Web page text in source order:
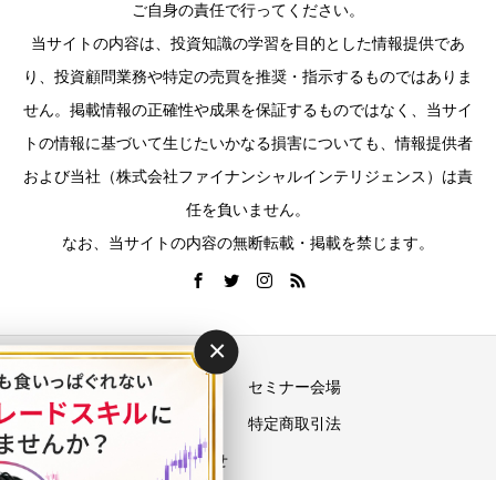
ご自身の責任で行ってください。
当サイトの内容は、投資知識の学習を目的とした情報提供であ
り、投資顧問業務や特定の売買を推奨・指示するものではありま
せん。掲載情報の正確性や成果を保証するものではなく、当サイ
トの情報に基づいて生じたいかなる損害についても、情報提供者
および当社（株式会社ファイナンシャルインテリジェンス）は責
任を負いません。
なお、当サイトの内容の無断転載・掲載を禁じます。
運営会社 セミナー会場
プライバシーポリシー 特定商取引法
お問い合わせ
×